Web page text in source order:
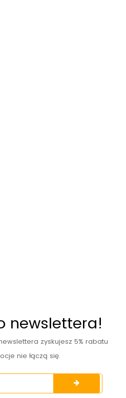
newslettera!
zyskujesz 5% rabatu
nie łączą się.